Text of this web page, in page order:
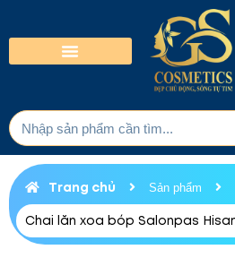
Trang chủ Sản phẩm
Chai lăn xoa bóp Salonpas